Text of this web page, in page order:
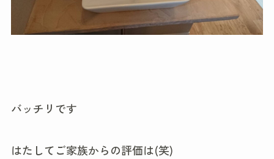
バッチリです
はたしてご家族からの評価は(笑)